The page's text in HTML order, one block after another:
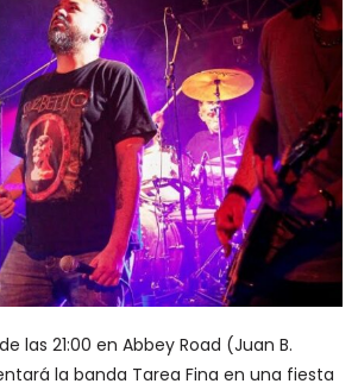
las 21:00 en Abbey Road (Juan B.
la banda Tarea Fina en una fiesta